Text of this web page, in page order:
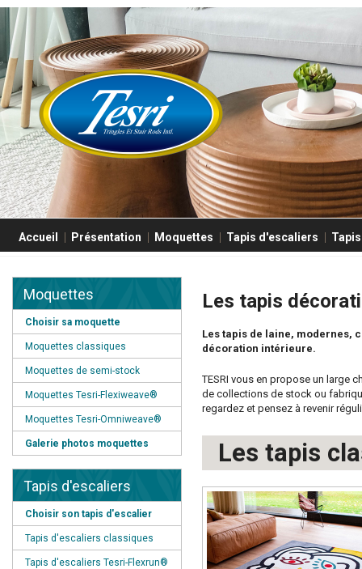
Accueil Présentation Moquettes Tapis d'escaliers
Les tapis
Les tapis de laine, modernes,
décoration intérieure.
TESRI vous en propose un large
de collections de stock ou
regardez et pensez à revenir
Les tapis
Moquettes
Choisir sa moquette
Moquettes classiques
Moquettes de semi-stock
Moquettes Tesri-Flexiweave®
Moquettes Tesri-Omniweave®
Galerie photos moquettes
Tapis d'escaliers
Choisir son tapis d'escalier
Tapis d'escaliers classiques
Tapis d'escaliers Tesri-Flexrun®